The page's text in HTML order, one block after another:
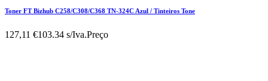
Toner FT Bizhub C258/C308/C368 TN-324C Azul / Tinteiros Tone
127,11 €103.34 s/Iva.Preço